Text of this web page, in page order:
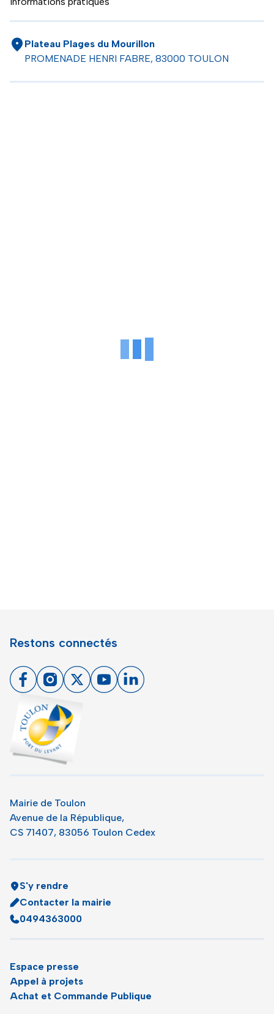
Plateau Plages du Mourillon
PROMENADE HENRI FABRE, 83000 TOULON
Restons connectés
FacebookInstagram
X YoutubeLinkedin
Mairie de Toulon
Avenue de la République,
CS 71407, 83056 Toulon Cedex
S'y rendre
Contacter la mairie
0494363000
Espace presse
Appel à projets
Achat et Commande Publique